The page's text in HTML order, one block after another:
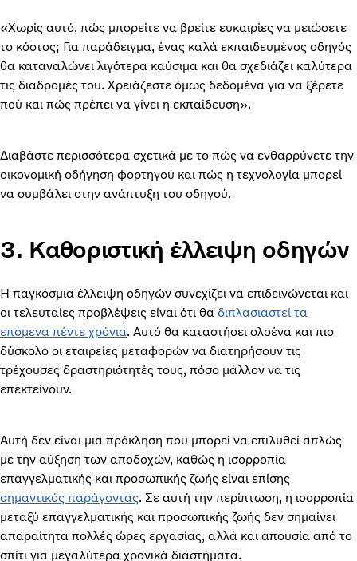
«Χωρίς αυτό, πώς μπορείτε να βρείτε ευκαιρίες να μειώσετε
το κόστος; Για παράδειγμα, ένας καλά εκπαιδευμένος οδηγός
θα καταναλώνει λιγότερα καύσιμα και θα σχεδιάζει καλύτερα
τις διαδρομές του. Χρειάζεστε όμως δεδομένα για να ξέρετε
πού και πώς πρέπει να γίνει η εκπαίδευση».
Διαβάστε περισσότερα σχετικά με το πώς να ενθαρρύνετε την
οικονομική οδήγηση φορτηγού και πώς η τεχνολογία μπορεί
να συμβάλει στην ανάπτυξη του οδηγού.
3. Καθοριστική έλλειψη οδηγών
Η παγκόσμια έλλειψη οδηγών συνεχίζει να επιδεινώνεται και
οι τελευταίες προβλέψεις είναι ότι θα διπλασιαστεί τα
επόμενα πέντε χρόνια. Αυτό θα καταστήσει ολοένα και πιο
δύσκολο οι εταιρείες μεταφορών να διατηρήσουν τις
τρέχουσες δραστηριότητές τους, πόσο μάλλον να τις
επεκτείνουν.
Αυτή δεν είναι μια πρόκληση που μπορεί να επιλυθεί απλώς
με την αύξηση των αποδοχών, καθώς η ισορροπία
επαγγελματικής και προσωπικής ζωής είναι επίσης
σημαντικός παράγοντας. Σε αυτή την περίπτωση, η ισορροπία
μεταξύ επαγγελματικής και προσωπικής ζωής δεν σημαίνει
απαραίτητα πολλές ώρες εργασίας, αλλά και απουσία από το
σπίτι για μεγαλύτερα χρονικά διαστήματα.